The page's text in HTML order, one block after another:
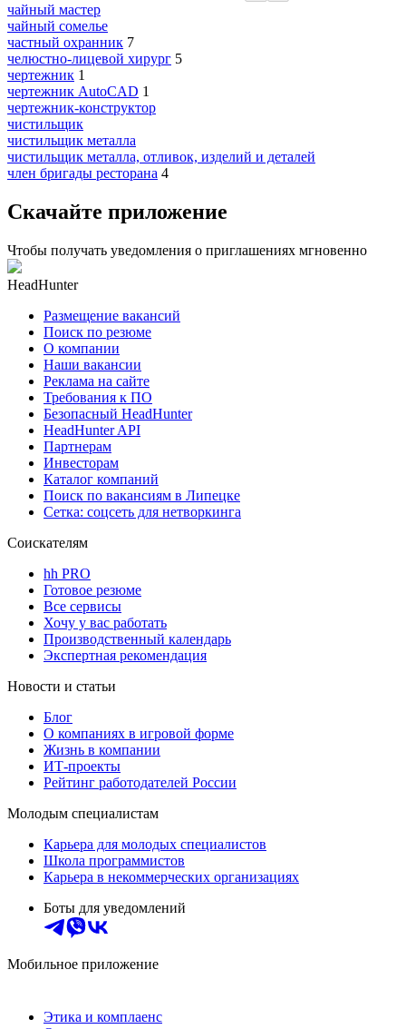
чайный мастер
чайный сомелье
частный охранник 7
челюстно-лицевой хирург 5
чертежник 1
чертежник AutoCAD 1
чертежник-конструктор
чистильщик
чистильщик металла
чистильщик металла, отливок, изделий и деталей
член бригады ресторана 4
Скачайте приложение
Чтобы получать уведомления о приглашениях мгновенно
HeadHunter
Размещение вакансий
Поиск по резюме
О компании
Наши вакансии
Реклама на сайте
Требования к ПО
Безопасный HeadHunter
HeadHunter API
Партнерам
Инвесторам
Каталог компаний
Поиск по вакансиям в Липецке
Сетка: соцсеть для нетворкинга
Соискателям
hh PRO
Готовое резюме
Все сервисы
Хочу у вас работать
Производственный календарь
Экспертная рекомендация
Новости и статьи
Блог
О компаниях в игровой форме
Жизнь в компании
ИТ-проекты
Рейтинг работодателей России
Молодым специалистам
Карьера для молодых специалистов
Школа программистов
Карьера в некоммерческих организациях
Боты для уведомлений
Мобильное приложение
Этика и комплаенс